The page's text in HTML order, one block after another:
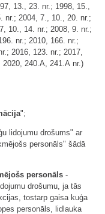
13., 23. nr.; 1998, 15.,
nr.; 2004, 7., 10., 20. nr.;
10., 14. nr.; 2008, 9. nr.;
nr.; 2010, 166. nr.;
2016, 123. nr.; 2017,
240.A, 241.A nr.)
";
lidojumu drošums" ar
personāls" šādā
personāls -
drošumu, ja tās
tostarp gaisa kuģa
personāls, lidlauka